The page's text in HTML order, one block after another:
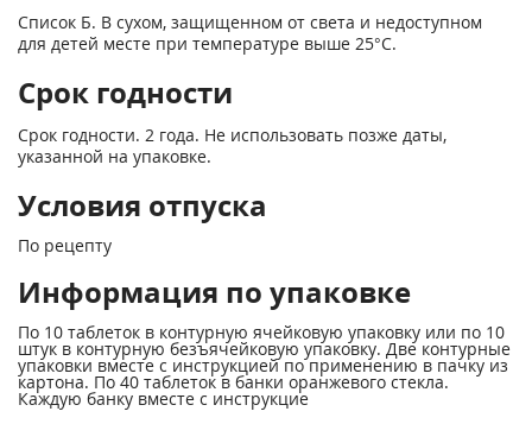
Список Б. В сухом, защищенном от света и недоступном
для детей месте при температуре выше 25°С.
Срок годности
Срок годности. 2 года. Не использовать позже даты,
указанной на упаковке.
Условия отпуска
По рецепту
Информация по упаковке
По 10 таблеток в контурную ячейковую упаковку или по 10
штук в контурную безъячейковую упаковку. Две контурные
упаковки вместе с инструкцией по применению в пачку из
картона. По 40 таблеток в банки оранжевого стекла.
Каждую банку вместе с инструкцие